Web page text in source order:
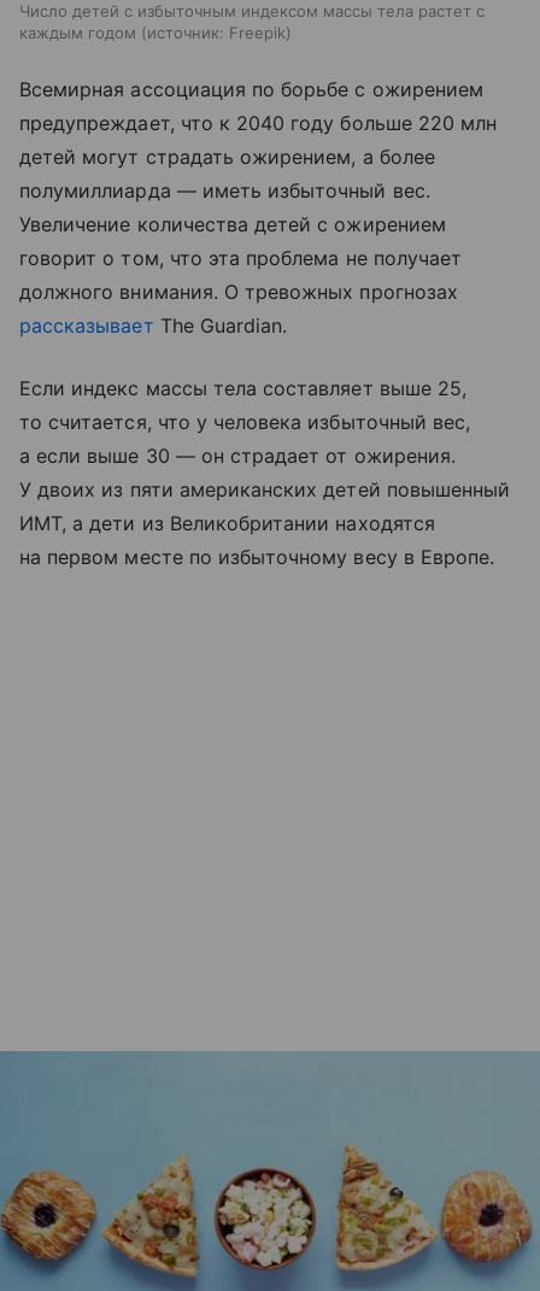
Число детей с избыточным индексом массы тела растет с
каждым годом
источник: Freepik
Всемирная ассоциация по борьбе с ожирением
предупреждает, что к 2040 году больше 220 млн
детей могут страдать ожирением, а более
полумиллиарда — иметь избыточный вес.
Увеличение количества детей с ожирением
говорит о том, что эта проблема не получает
должного внимания. О тревожных прогнозах
рассказывает The Guardian.
Если индекс массы тела составляет выше 25,
то считается, что у человека избыточный вес,
а если выше 30 — он страдает от ожирения.
У двоих из пяти американских детей повышенный
ИМТ, а дети из Великобритании находятся
на первом месте по избыточному весу в Европе.